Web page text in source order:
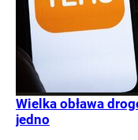
Wielka obława
jedno